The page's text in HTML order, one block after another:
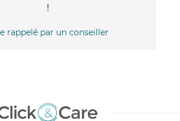
!
rappelé par un conseiller